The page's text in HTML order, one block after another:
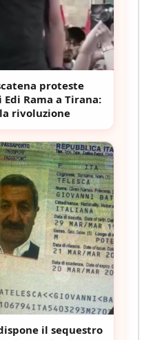
proteste
Rama a Tirana:
rivoluzione
il sequestro